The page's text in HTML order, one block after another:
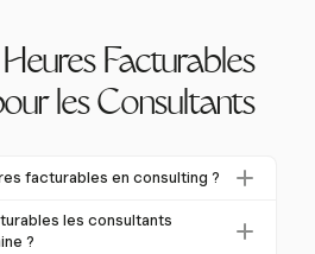
Facturables
les Consultants
facturables en consulting ?
désignent le temps que les
sur des projets
les consultants
?